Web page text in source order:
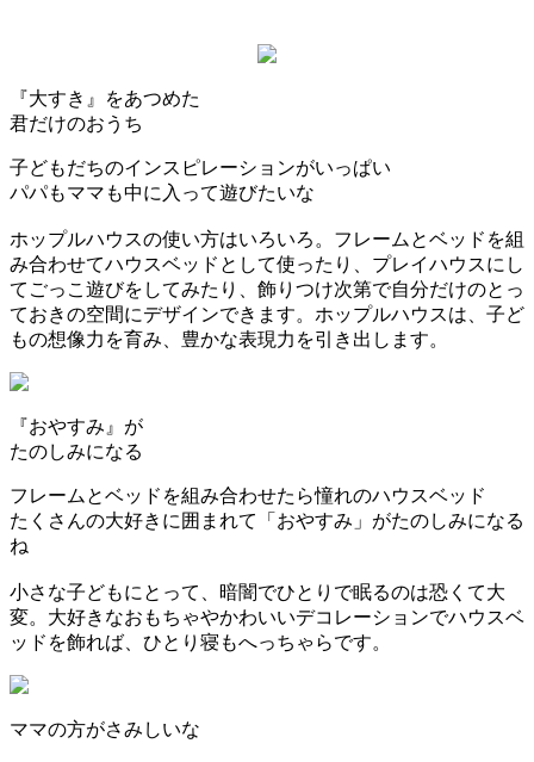
『大すき』をあつめた
君だけのおうち
子どもだちのインスピレーションがいっぱい
パパもママも中に入って遊びたいな
ホップルハウスの使い方はいろいろ。フレームとベッドを組
み合わせてハウスベッドとして使ったり、プレイハウスにし
てごっこ遊びをしてみたり、飾りつけ次第で自分だけのとっ
ておきの空間にデザインできます。ホップルハウスは、子ど
もの想像力を育み、豊かな表現力を引き出します。
『おやすみ』が
たのしみになる
フレームとベッドを組み合わせたら憧れのハウスベッド
たくさんの大好きに囲まれて「おやすみ」がたのしみになる
ね
小さな子どもにとって、暗闇でひとりで眠るのは恐くて大
変。大好きなおもちゃやかわいいデコレーションでハウスベ
ッドを飾れば、ひとり寝もへっちゃらです。
ママの方がさみしいな